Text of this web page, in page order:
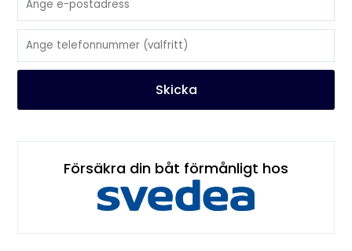
Skicka
Försäkra din båt förmånligt hos